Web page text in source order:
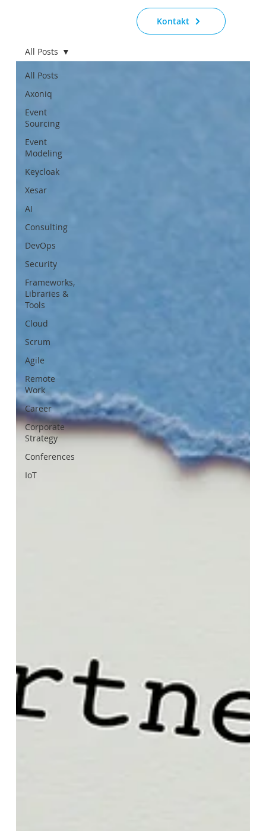
Kontakt
All Posts
Axoniq
Event
Sourcing
Event
Modeling
Keycloak
Xesar
AI
Consulting
DevOps
Security
Frameworks,
Libraries &
Tools
Cloud
Scrum
Agile
Remote
Work
Career
Corporate
Strategy
Conferences
IoT
All Posts